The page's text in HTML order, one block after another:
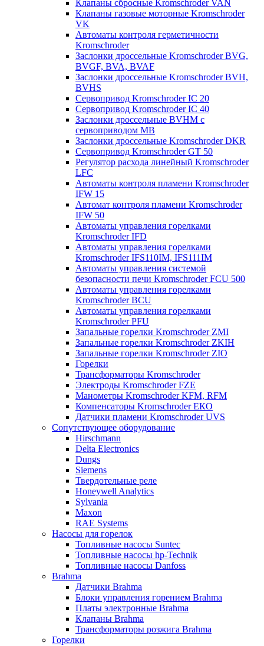
Клапаны сбросные Kromschroder VAN
Клапаны газовые моторные Kromschroder
VK
Автоматы контроля герметичности
Kromschroder
Заслонки дроссельные Kromschroder BVG,
BVGF, BVA, BVAF
Заслонки дроссельные Kromschroder BVH,
BVHS
Сервопривод Kromschroder IC 20
Сервопривод Kromschroder IC 40
Заслонки дроссельные BVHM с
сервоприводом МВ
Заслонки дроссельные Kromschroder DKR
Cервопривод Kromschroder GT 50
Регулятор расхода линейный Kromschroder
LFC
Автоматы контроля пламени Kromschroder
IFW 15
Автомат контроля пламени Kromschroder
IFW 50
Автоматы управления горелками
Kromschroder IFD
Автоматы управления горелками
Kromschroder IFS110IM, IFS111IM
Автоматы управления системой
безопасности печи Kromschroder FCU 500
Автоматы управления горелками
Kromschroder BCU
Автоматы управления горелками
Kromschroder PFU
Запальные горелки Kromschroder ZМI
Запальные горелки Kromschroder ZKIH
Запальные горелки Kromschroder ZIO
Горелки
Трансформаторы Kromschroder
Электроды Kromschroder FZE
Манометры Kromschroder KFM, RFM
Компенсаторы Kromschroder ЕКО
Датчики пламени Kromschroder UVS
Сопутствующее оборудование
Hirschmann
Delta Electronics
Dungs
Siemens
Твердотельные реле
Honeywell Analytics
Sylvania
Maxon
RAE Systems
Насосы для горелок
Топливные насосы Suntec
Топливные насосы hp-Technik
Топливные насосы Danfoss
Brahma
Датчики Brahma
Блоки управления горением Brahma
Платы электронные Brahma
Клапаны Brahma
Трансформаторы розжига Brahma
Горелки